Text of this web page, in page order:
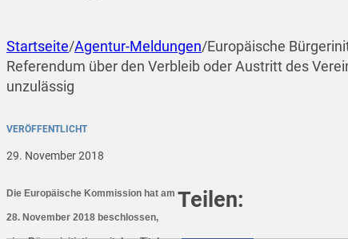
Startseite/Agentur-Meldungen/Europäische
Referendum über den Verbleib oder Austritt des
unzulässig
VERÖFFENTLICHT
29. November 2018
Die Europäische Kommission hat am
28. November 2018 beschlossen,
Teilen: